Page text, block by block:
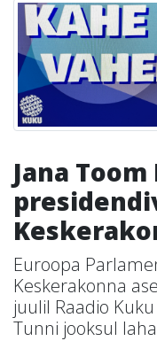
Jana
Euroopa
Keskerakonna
juulil Raadio
Tunni jooksul